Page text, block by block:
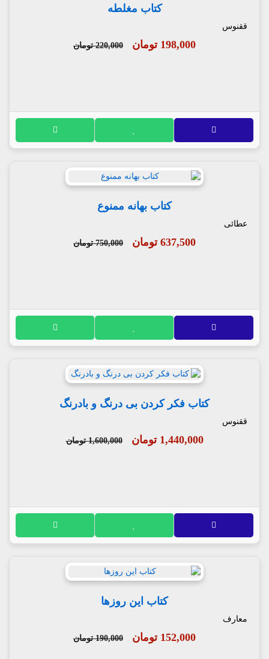
کتاب مغلطه
ققنوس
198,000 تومان 220,000 تومان
کتاب بهانه ممنوع
عطائی
637,500 تومان 750,000 تومان
کتاب فکر کردن بی درنگ و بادرنگ
ققنوس
1,440,000 تومان 1,600,000 تومان
کتاب این روزها
معارف
152,000 تومان 190,000 تومان